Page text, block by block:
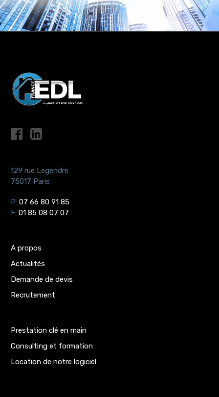
129 rue Legendre
75017 Paris
P:07 66 80 91 85
F:01 85 08 07 07
A propos
Actualités
Demande de devis
Recrutement
Prestation clé en main
Consulting et formation
Location de notre logiciel